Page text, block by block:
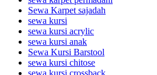
Sewa Karpet sajadah
sewa kursi
sewa kursi acrylic
sewa kursi anak
Sewa Kursi Barstool
sewa kursi chitose
sewa kursi crossback